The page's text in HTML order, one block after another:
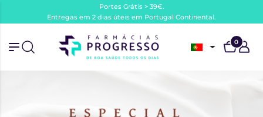
Portes Grátis > 39€.
Entregas em 2 dias úteis em Portugal Continental.
0